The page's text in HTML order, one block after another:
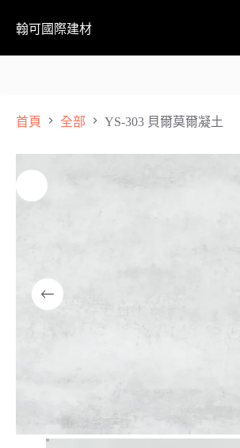
翰可國際建材
首頁 全部 YS-303 貝爾莫爾凝土